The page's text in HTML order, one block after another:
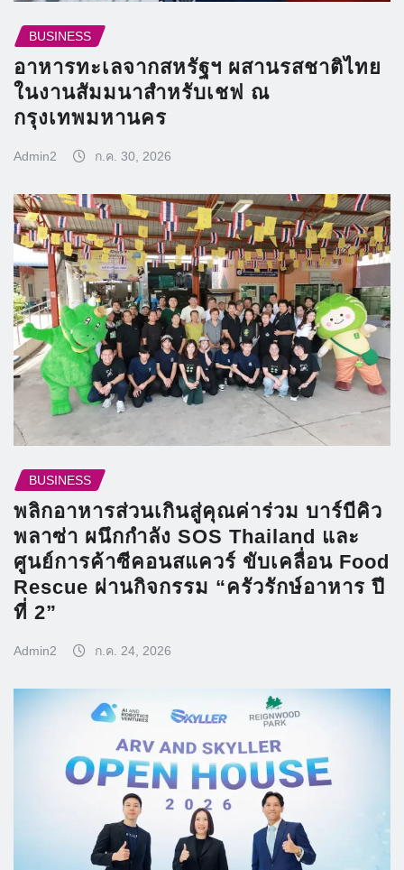
BUSINESS
อาหารทะเลจากสหรัฐฯ ผสานรสชาติไทย
ในงานสัมมนาสำหรับเชฟ ณ
กรุงเทพมหานคร
Admin2 ก.ค. 30, 2026
BUSINESS
พลิกอาหารส่วนเกินสู่คุณค่าร่วม บาร์บีคิว
พลาซ่า ผนึกกำลัง SOS Thailand และ
ศูนย์การค้าซีคอนสแควร์ ขับเคลื่อน Food
Rescue ผ่านกิจกรรม “ครัวรักษ์อาหาร ปี
ที่ 2”
Admin2 ก.ค. 24, 2026